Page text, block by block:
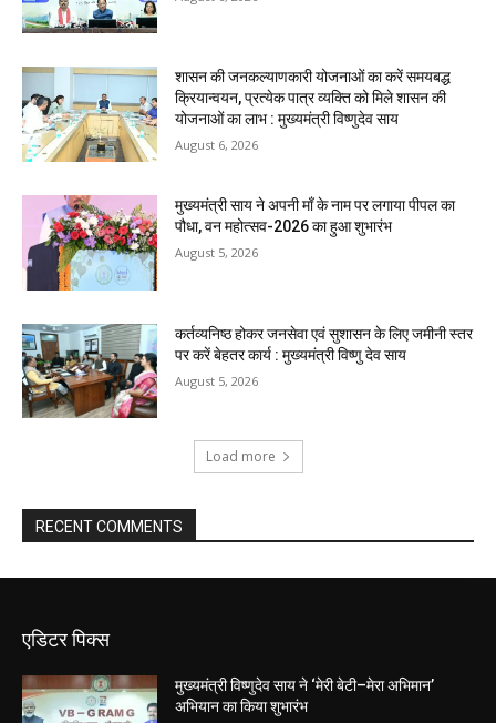
शासन की जनकल्याणकारी योजनाओं का करें समयबद्ध
क्रियान्वयन, प्रत्येक पात्र व्यक्ति को मिले शासन की
योजनाओं का लाभ : मुख्यमंत्री विष्णुदेव साय
August 6, 2026
मुख्यमंत्री साय ने अपनी माँ के नाम पर लगाया पीपल का
पौधा, वन महोत्सव-2026 का हुआ शुभारंभ
August 5, 2026
कर्तव्यनिष्ठ होकर जनसेवा एवं सुशासन के लिए जमीनी स्तर
पर करें बेहतर कार्य : मुख्यमंत्री विष्णु देव साय
August 5, 2026
Load more
RECENT COMMENTS
एडिटर पिक्स
मुख्यमंत्री विष्णुदेव साय ने ‘मेरी बेटी–मेरा अभिमान’
अभियान का किया शुभारंभ